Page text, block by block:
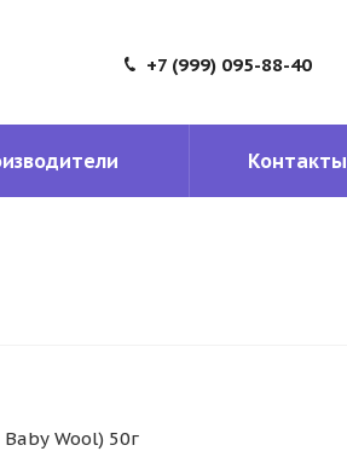
+7 (999) 095-88-40
Контакты
Wool) 50г